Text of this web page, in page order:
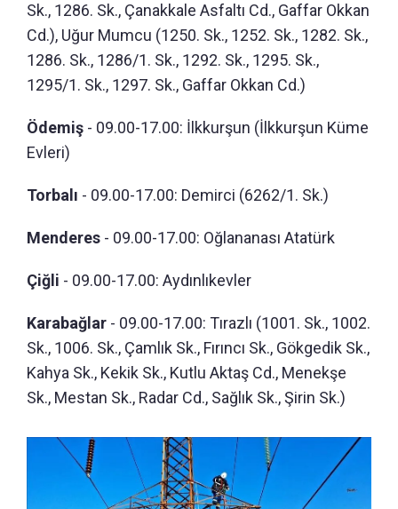
Sk., 1286. Sk., Çanakkale Asfaltı Cd., Gaffar Okkan
Cd.), Uğur Mumcu (1250. Sk., 1252. Sk., 1282. Sk.,
1286. Sk., 1286/1. Sk., 1292. Sk., 1295. Sk.,
1295/1. Sk., 1297. Sk., Gaffar Okkan Cd.)
Ödemiş - 09.00-17.00: İlkkurşun (İlkkurşun Küme
Evleri)
Torbalı - 09.00-17.00: Demirci (6262/1. Sk.)
Menderes - 09.00-17.00: Oğlananası Atatürk
Çiğli - 09.00-17.00: Aydınlıkevler
Karabağlar - 09.00-17.00: Tırazlı (1001. Sk., 1002.
Sk., 1006. Sk., Çamlık Sk., Fırıncı Sk., Gökgedik Sk.,
Kahya Sk., Kekik Sk., Kutlu Aktaş Cd., Menekşe
Sk., Mestan Sk., Radar Cd., Sağlık Sk., Şirin Sk.)